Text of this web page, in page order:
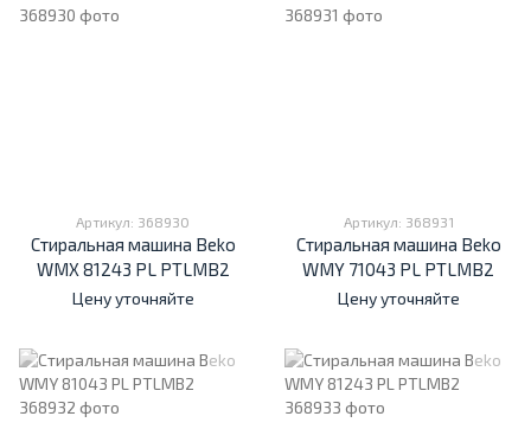
Артикул: 368930
Стиральная машина Beko
WMX 81243 PL PTLMB2
Цену уточняйте
Артикул: 368931
Стиральная машина Beko
WMY 71043 PL PTLMB2
Цену уточняйте